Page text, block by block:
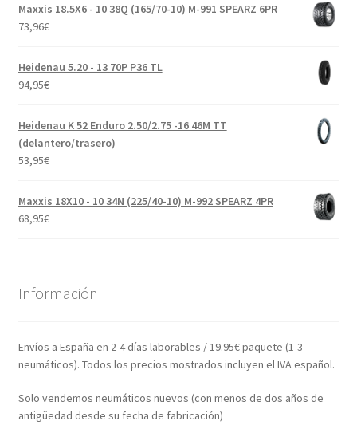
Maxxis 18.5X6 - 10 38Q (165/70-10) M-991 SPEARZ 6PR
73,96€
Heidenau 5.20 - 13 70P P36 TL
94,95€
Heidenau K 52 Enduro 2.50/2.75 -16 46M TT
(delantero/trasero)
53,95€
Maxxis 18X10 - 10 34N (225/40-10) M-992 SPEARZ 4PR
68,95€
Información
Envíos a España en 2-4 días laborables / 19.95€ paquete (1-3
neumáticos). Todos los precios mostrados incluyen el IVA español.
Solo vendemos neumáticos nuevos (con menos de dos años de
antigüedad desde su fecha de fabricación)